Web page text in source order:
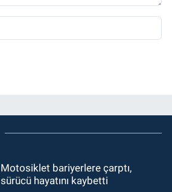
Motosiklet bariyerlere çarptı,
sürücü hayatını kaybetti